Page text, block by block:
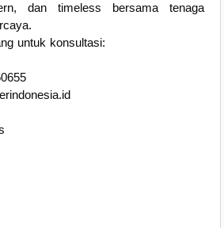
dan timeless bersama tenaga
untuk konsultasi: